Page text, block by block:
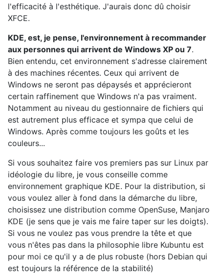
l'efficacité à l'esthétique. J'aurais donc dû choisir
XFCE.
KDE, est, je pense, l'environnement à recommander
aux personnes qui arrivent de Windows XP ou 7.
Bien entendu, cet environnement s'adresse clairement
à des machines récentes. Ceux qui arrivent de
Windows ne seront pas dépaysés et apprécieront
certain raffinement que Windows n'a pas vraiment.
Notamment au niveau du gestionnaire de fichiers qui
est autrement plus efficace et sympa que celui de
Windows. Après comme toujours les goûts et les
couleurs...
Si vous souhaitez faire vos premiers pas sur Linux par
idéologie du libre, je vous conseille comme
environnement graphique KDE. Pour la distribution, si
vous voulez aller à fond dans la démarche du libre,
choisissez une distribution comme OpenSuse, Manjaro
KDE (je sens que je vais me faire taper sur les doigts).
Si vous ne voulez pas vous prendre la tête et que
vous n'êtes pas dans la philosophie libre Kubuntu est
pour moi ce qu'il y a de plus robuste (hors Debian qui
est toujours la référence de la stabilité)